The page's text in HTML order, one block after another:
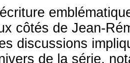
côtés de Jean-
discussions
de la série,